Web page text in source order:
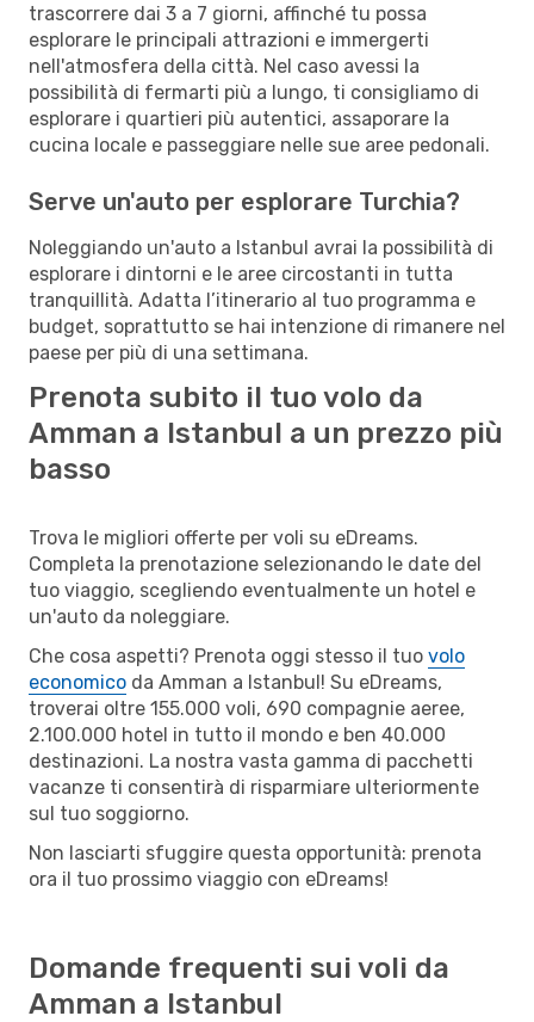
trascorrere dai 3 a 7 giorni, affinché tu possa
esplorare le principali attrazioni e immergerti
nell'atmosfera della città. Nel caso avessi la
possibilità di fermarti più a lungo, ti consigliamo di
esplorare i quartieri più autentici, assaporare la
cucina locale e passeggiare nelle sue aree pedonali.
Serve un'auto per esplorare Turchia?
Noleggiando un'auto a Istanbul avrai la possibilità di
esplorare i dintorni e le aree circostanti in tutta
tranquillità. Adatta l’itinerario al tuo programma e
budget, soprattutto se hai intenzione di rimanere nel
paese per più di una settimana.
Prenota subito il tuo volo da
Amman a Istanbul a un prezzo più
basso
Trova le migliori offerte per voli su eDreams.
Completa la prenotazione selezionando le date del
tuo viaggio, scegliendo eventualmente un hotel e
un'auto da noleggiare.
Che cosa aspetti? Prenota oggi stesso il tuo volo
economico da Amman a Istanbul! Su eDreams,
troverai oltre 155.000 voli, 690 compagnie aeree,
2.100.000 hotel in tutto il mondo e ben 40.000
destinazioni. La nostra vasta gamma di pacchetti
vacanze ti consentirà di risparmiare ulteriormente
sul tuo soggiorno.
Non lasciarti sfuggire questa opportunità: prenota
ora il tuo prossimo viaggio con eDreams!
Domande frequenti sui voli da
Amman a Istanbul